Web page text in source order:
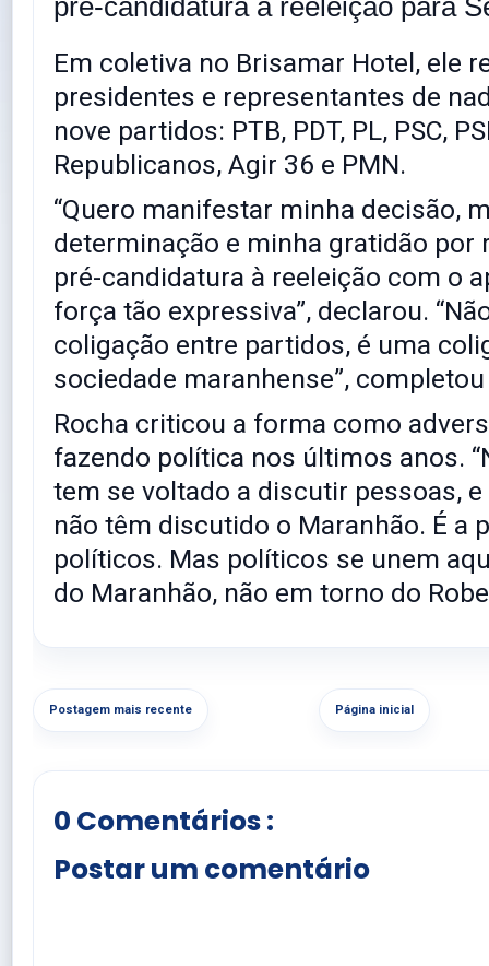
pré-candidatura à reeleição para
Em coletiva no Brisamar Hotel, ele
presidentes e representantes de
nove partidos: PTB, PDT, PL, PSC,
Republicanos, Agir 36 e PMN.
“Quero manifestar minha decisão,
determinação e minha gratidão por
pré-candidatura à reeleição com o
força tão expressiva”, declarou.
coligação entre partidos, é uma
sociedade maranhense”,
Rocha criticou a forma como
fazendo política nos últimos anos.
tem se voltado a discutir pessoas,
não têm discutido o Maranhão. É a
políticos. Mas políticos se unem
do Maranhão, não em torno do
Postagem mais recente Página inicial
0 Comentários :
Postar um comentário